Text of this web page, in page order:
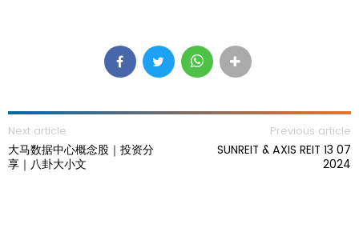
Next article
大马数据中心概念股｜投资分
享｜八卦大小文
Previous article
SUNREIT & AXIS REIT 13 07
2024